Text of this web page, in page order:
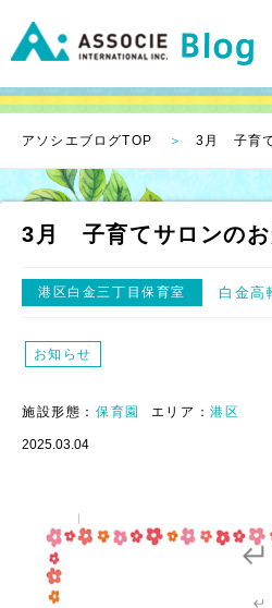
アソシエブログTOP 3月 子育
3月 子育てサロンのお
港区白金三丁目保育室 白金高
お知らせ
施設形態： 保育園 エリア：港区
2025.03.04